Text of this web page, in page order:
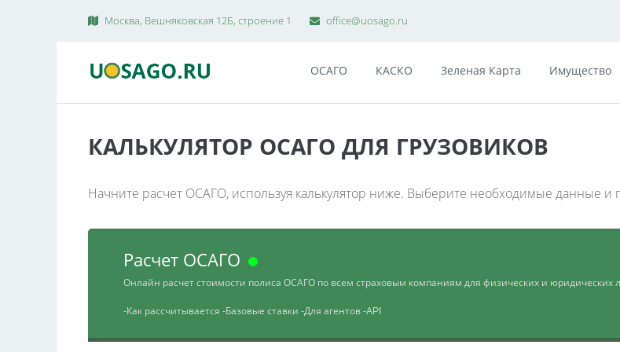
Москва, Вешняковская 12Б, строение 1 office@uosago.ru
ОСАГО КАСКО Зеленая Карта Имущество
КАЛЬКУЛЯТОР ОСАГО ДЛЯ ГРУЗОВИКОВ
Начните расчет ОСАГО, используя калькулятор ниже. Выберите необходимые данные и
Расчет ОСАГО
Онлайн расчет стоимости полиса ОСАГО по всем страховым компаниям для физических и юридических
-Как рассчитывается -Базовые ставки -Для агентов-API